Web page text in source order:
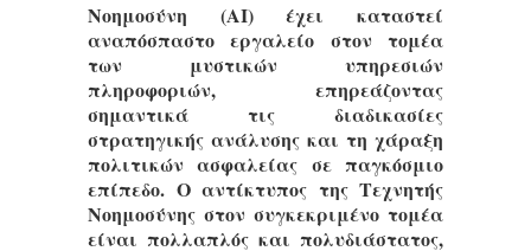
Νοημοσύνη (AI) έχει καταστεί
αναπόσπαστο εργαλείο στον τομέα
των μυστικών υπηρεσιών
πληροφοριών, επηρεάζοντας
σημαντικά τις διαδικασίες
στρατηγικής ανάλυσης και τη χάραξη
πολιτικών ασφαλείας σε παγκόσμιο
επίπεδο. Ο αντίκτυπος της Τεχνητής
Νοημοσύνης στον συγκεκριμένο τομέα
είναι πολλαπλός και πολυδιάστατος,